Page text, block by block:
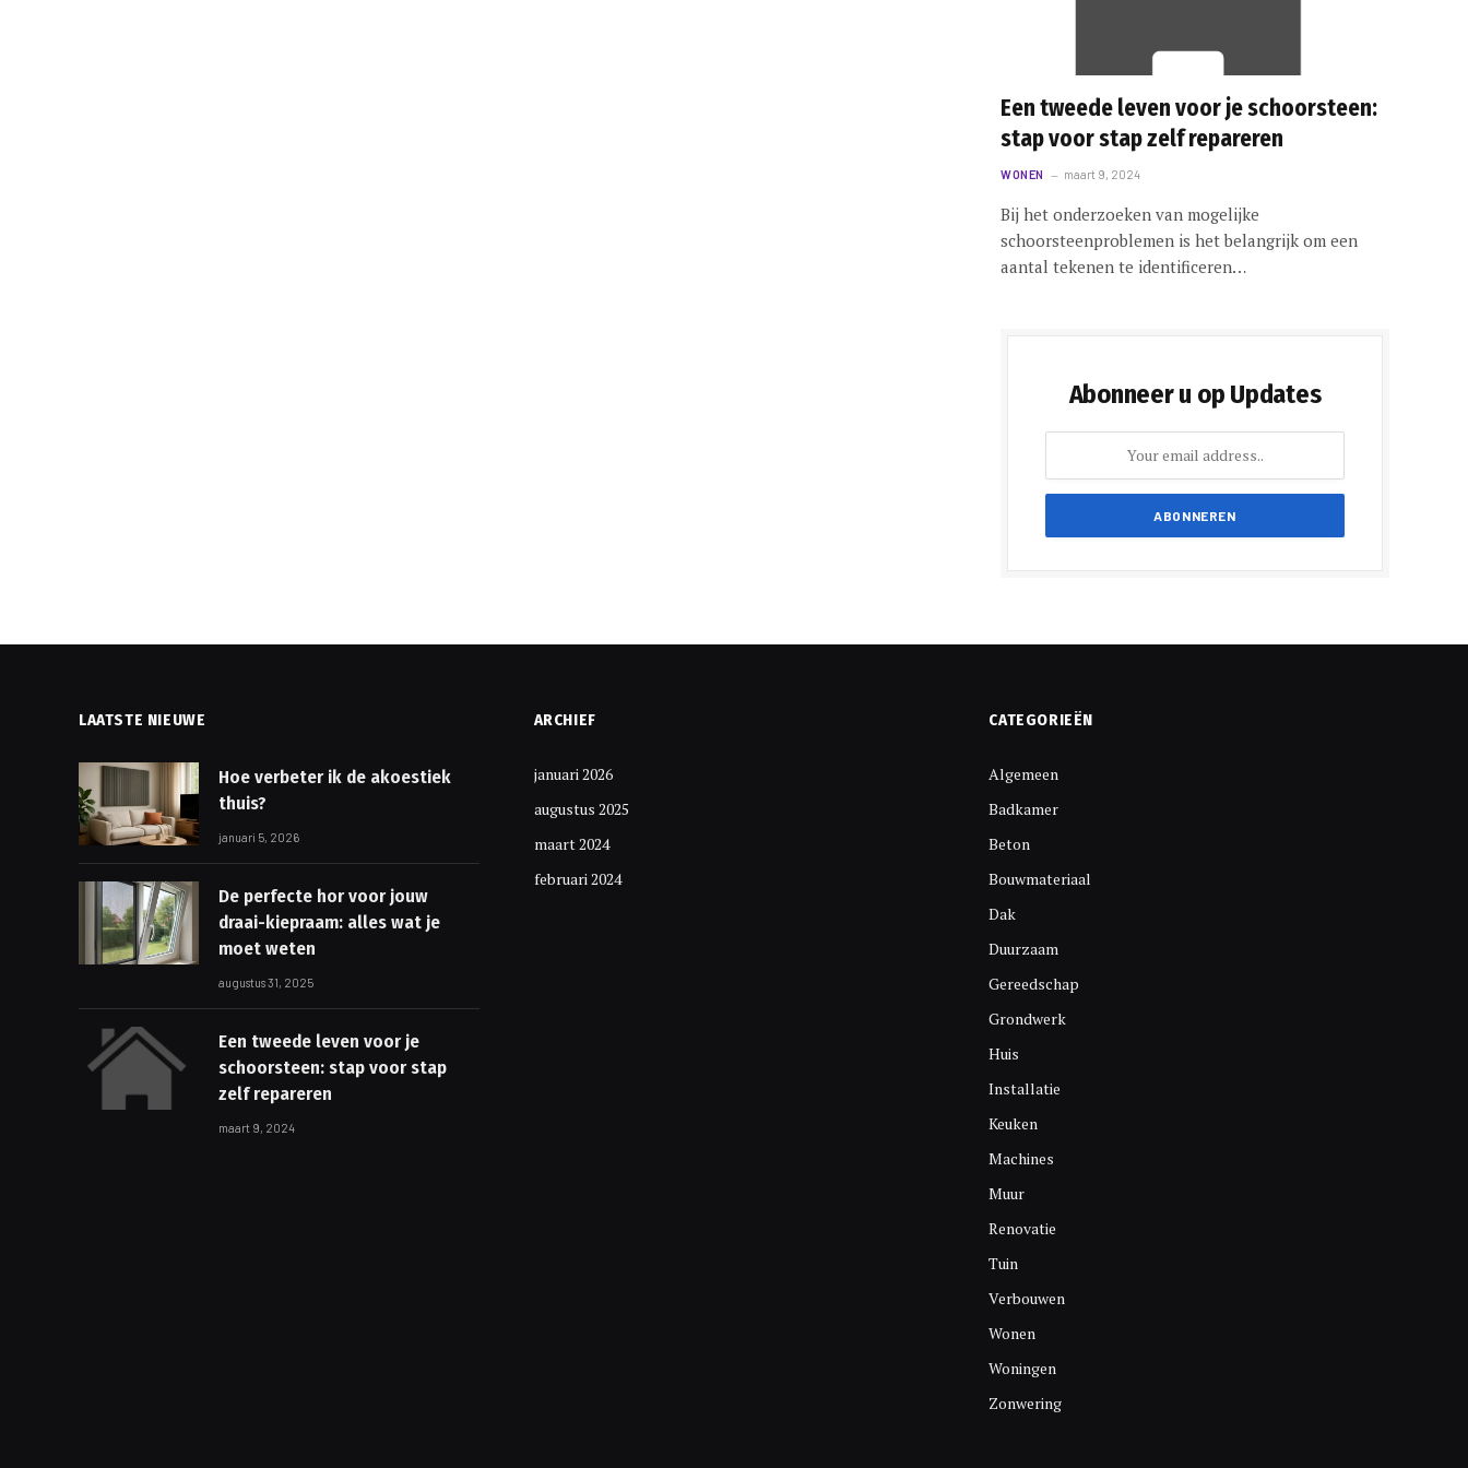
Een tweede leven voor je schoorsteen:
stap voor stap zelf repareren
WONEN maart 9, 2024
Bij het onderzoeken van mogelijke
schoorsteenproblemen is het belangrijk om een
aantal tekenen te identificeren…
Abonneer u op Updates
LAATSTE NIEUWE
Hoe verbeter ik de akoestiek
thuis?
januari 5, 2026
De perfecte hor voor jouw
draai-kiepraam: alles wat je
moet weten
augustus 31, 2025
Een tweede leven voor je
schoorsteen: stap voor stap
zelf repareren
maart 9, 2024
ARCHIEF
januari 2026
augustus 2025
maart 2024
februari 2024
CATEGORIEËN
Algemeen
Badkamer
Beton
Bouwmateriaal
Dak
Duurzaam
Gereedschap
Grondwerk
Huis
Installatie
Keuken
Machines
Muur
Renovatie
Tuin
Verbouwen
Wonen
Woningen
Zonwering